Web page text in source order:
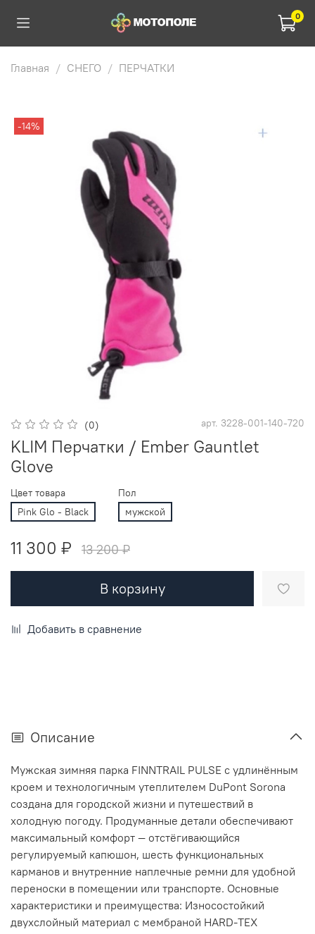
0
Главная СНЕГО ПЕРЧАТКИ
-14%
(0) арт. 3228-001-140-720
KLIM Перчатки / Ember Gauntlet
Glove
Цвет товара
Pink Glo - Black
Пол
мужской
11 300 ₽ 13 200 ₽
В корзину
Добавить в сравнение
Описание
Мужская зимняя парка FINNTRAIL PULSE с удлинённым
кроем и технологичным утеплителем DuPont Sorona
создана для городской жизни и путешествий в
холодную погоду. Продуманные детали обеспечивают
максимальный комфорт — отстёгивающийся
регулируемый капюшон, шесть функциональных
карманов и внутренние наплечные ремни для удобной
переноски в помещении или транспорте. Основные
характеристики и преимущества: Износостойкий
двухслойный материал с мембраной HARD-TEX